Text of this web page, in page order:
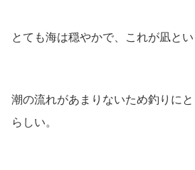
とても海は穏やかで、これが凪とい
潮の流れがあまりないため釣りに
らしい。